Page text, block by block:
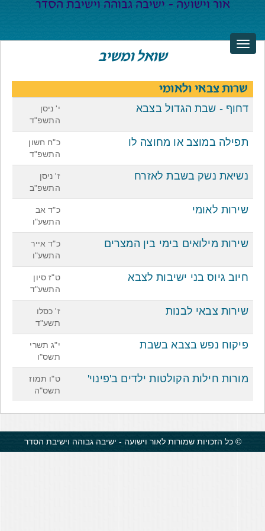
שואל ומשיב
שרות צבאי ולאומי
דחוף - שבת הגדול בצבא
י' ניסן
התשפ"ד
תפילה במוצב או מחוצה לו
כ"ח חשון
התשפ"ד
נשיאת נשק בשבת לאזרח
ז' ניסן
התשפ"ב
שירות לאומי
כ"ד אב
התשע"ו
שירות מילואים בימי בין המצרים
כ"ד אייר
התשע"ו
חיוב גיוס בני ישיבות לצבא
ט"ז סיון
התשע"ד
שירות צבאי לבנות
ז' כסלו
תשע"ד
פיקוח נפש בצבא בשבת
י"ג תשרי
תשס"ו
מורות חילות הקולטות ילדים ב'פינוי'
ט"ו תמוז
תשס"ה
© כל הזכויות שמורות לאור וישועה - ישיבה גבוהה וישיבת הסדר